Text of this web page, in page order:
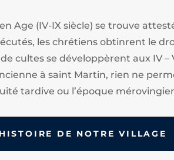
Age (IV-IX siècle) se trouve
les chrétiens obtinrent le
cultes se développèrent aux IV –
à saint Martin, rien ne
tardive ou l’époque
DE NOTRE VILLAGE